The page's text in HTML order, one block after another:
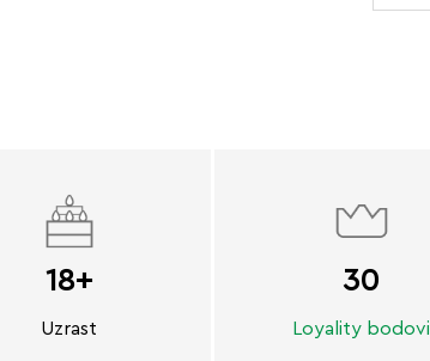
18+
Uzrast
30
Loyality bodovi